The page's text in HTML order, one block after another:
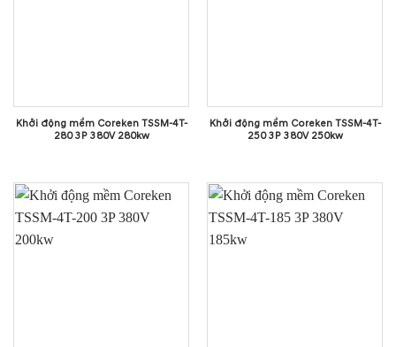
Khởi động mềm Coreken TSSM-4T-
280 3P 380V 280kw
Khởi động mềm Coreken TSSM-4T-
250 3P 380V 250kw